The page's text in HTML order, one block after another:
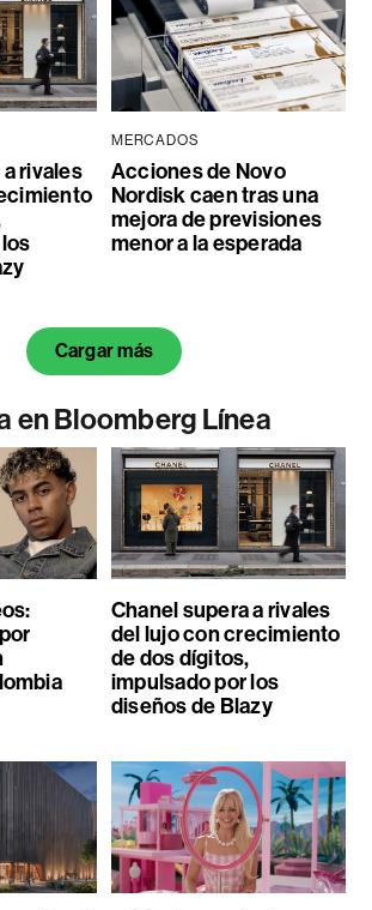
rivales
MERCADOS
Acciones de Novo
Nordisk caen tras una
mejora de previsiones
menor a la esperada
Cargar más
en Bloomberg Línea
Chanel supera a rivales
del lujo con crecimiento
de dos dígitos,
impulsado por los
diseños de Blazy